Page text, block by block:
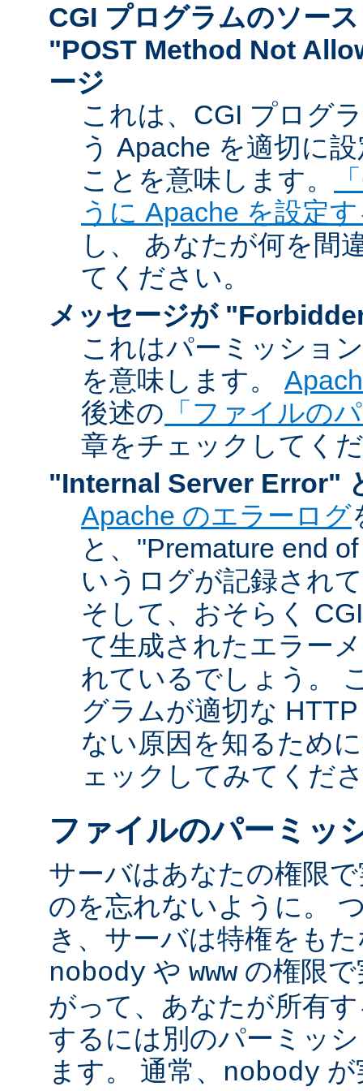
CGI プログラムのソー
"POST Method Not
ージ
これは、CGI プログ
う Apache を適切に
ことを意味します。
うに Apache を設定
し、 あなたが何を間
てください。
メッセージが
これはパーミッショ
を意味します。
後述の 「ファイルの
章をチェックしてく
"Internal Server Error"
Apache のエラーログ
と、"Premature end
いうログが記録され
そして、おそらく
て生成されたエラー
れているでしょう。
グラムが適切な
ない原因を知るため
ェックしてみてくだ
ファイルのパーミッ
サーバはあなたの権限
のを忘れないように。
き、サーバは特権をも
nobody や www の権限
がって、あなたが所有
するには別のパーミッ
ます。 通常、 nobody が